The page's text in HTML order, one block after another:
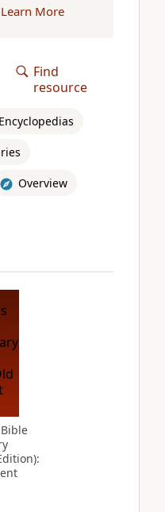
Learn More
Find
resource
Encyclopedias
Overview